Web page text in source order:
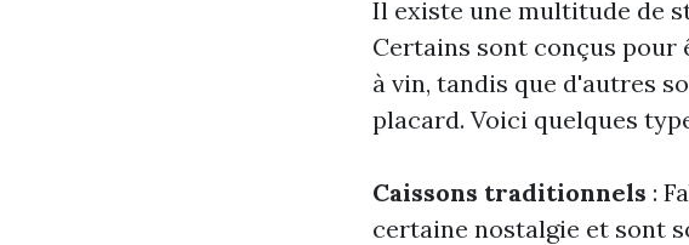
Il existe une multitude de
Certains sont conçus pour
à vin, tandis que d'autres
placard. Voici quelques
Caissons traditionnels :
certaine nostalgie et sont